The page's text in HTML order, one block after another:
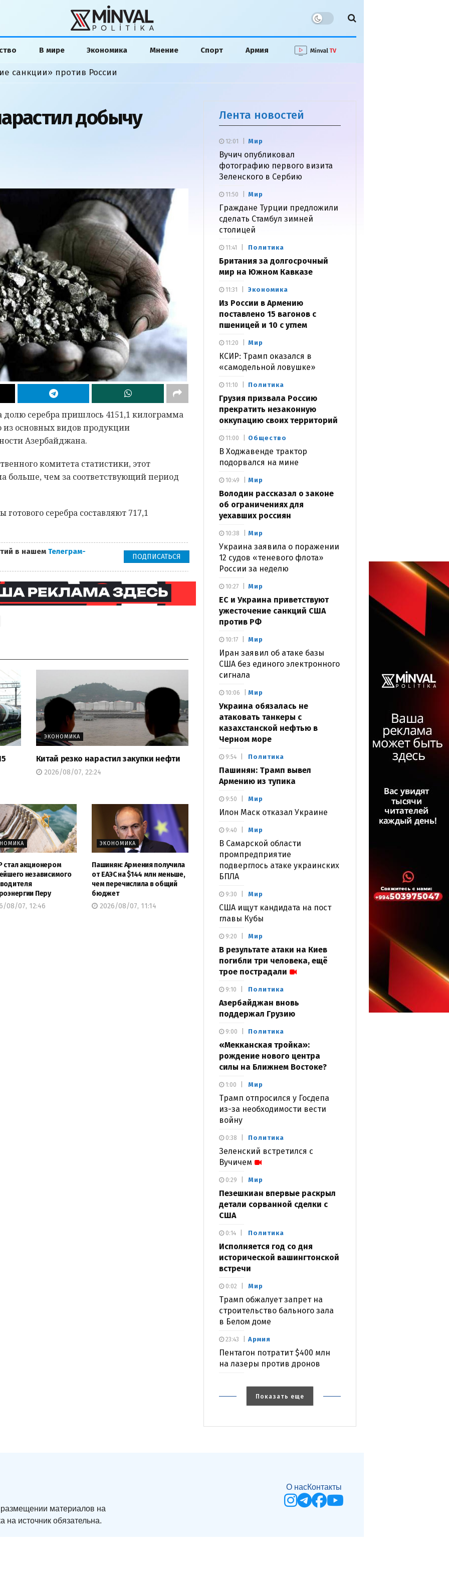
В мире Экономика Мнение Спорт Армия
санкции» против России
добычу
долю серебра пришлось 4151,1 килограмма
из основных видов продукции
Азербайджана.
комитета статистики, этот
больше, чем за соответствующий период
готового серебра составляют 717,1
в нашем Телеграм-
ПОДПИСАТЬСЯ
ЭКОНОМИКА
Китай резко нарастил закупки нефти
2026/08/07, 22:24
стал акционером
независимого
Перу
08/07, 12:46
ЭКОНОМИКА
Пашинян: Армения получила
от ЕАЭС на $144 млн меньше,
чем перечислила в общий
бюджет
2026/08/07, 11:14
Лента новостей
Мир
Вучич опубликовал
фотографию первого визита
Зеленского в Сербию
12:01
Мир
Граждане Турции предложили
сделать Стамбул зимней
столицей
11:50
Политика
Британия за долгосрочный
мир на Южном Кавказе
11:41
Экономика
Из России в Армению
поставлено 15 вагонов с
пшеницей и 10 с углем
11:31
Мир
КСИР: Трамп оказался в
«самодельной ловушке»
11:20
Политика
Грузия призвала Россию
прекратить незаконную
оккупацию своих территорий
11:10
Общество
В Ходжавенде трактор
подорвался на мине
11:00
Мир
Володин рассказал о законе
об ограничениях для
уехавших россиян
10:49
Мир
Украина заявила о поражении
12 судов «теневого флота»
России за неделю
10:38
Мир
ЕС и Украина приветствуют
ужесточение санкций США
против РФ
10:27
Мир
Иран заявил об атаке базы
США без единого электронного
сигнала
10:17
Мир
Украина обязалась не
атаковать танкеры с
казахстанской нефтью в
Черном море
10:06
Политика
Пашинян: Трамп вывел
Армению из тупика
9:54
Мир
Илон Маск отказал Украине
9:50
Мир
В Самарской области
промпредприятие
подверглось атаке украинских
БПЛА
9:40
Мир
США ищут кандидата на пост
главы Кубы
9:30
Мир
В результате атаки на Киев
погибли три человека, ещё
трое пострадали
9:20
Политика
Азербайджан вновь
поддержал Грузию
9:10
Политика
«Мекканская тройка»:
рождение нового центра
силы на Ближнем Востоке?
9:00
Мир
Трамп отпросился у Госдепа
из-за необходимости вести
войну
1:00
Политика
Зеленский встретился с
Вучичем
0:38
Мир
Пезешкиан впервые раскрыл
детали сорванной сделки с
США
0:29
Политика
Исполняется год со дня
исторической вашингтонской
встречи
0:14
Мир
Трамп обжалует запрет на
строительство бального зала
в Белом доме
0:02
Армия
Пентагон потратит $400 млн
на лазеры против дронов
23:43
Показать еще
материалов на
на источник обязательна.
О насКонтакты